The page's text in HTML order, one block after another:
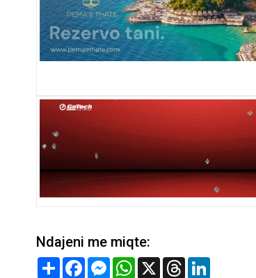
Ndajeni me miqte:
Share FacebookMessenger
WhatsApp
X Threads